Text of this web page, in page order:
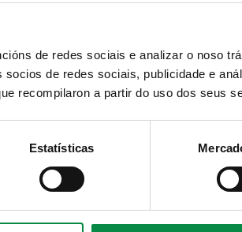
de redes sociais e analizar o noso
de redes sociais, publicidade e
recompilaron a partir do uso dos seus
Estatísticas